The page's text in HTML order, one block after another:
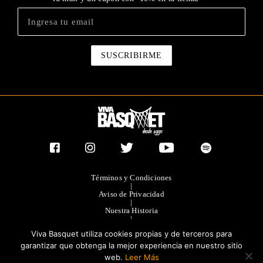
Términos y Condiciones
|
Aviso de Privacidad
|
Nuestra Historia
|
|
Publicidad
Viva Basquet utiliza cookies propias y de terceros para
garantizar que obtenga la mejor experiencia en nuestro sitio
web. Leer Más